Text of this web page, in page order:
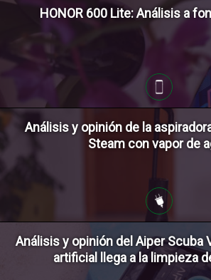
HONOR 600 Lite: Análisis a
Análisis y opinión de la
Steam con vapor de
Análisis y opinión del Aiper Scuba
artificial llega a la limpieza